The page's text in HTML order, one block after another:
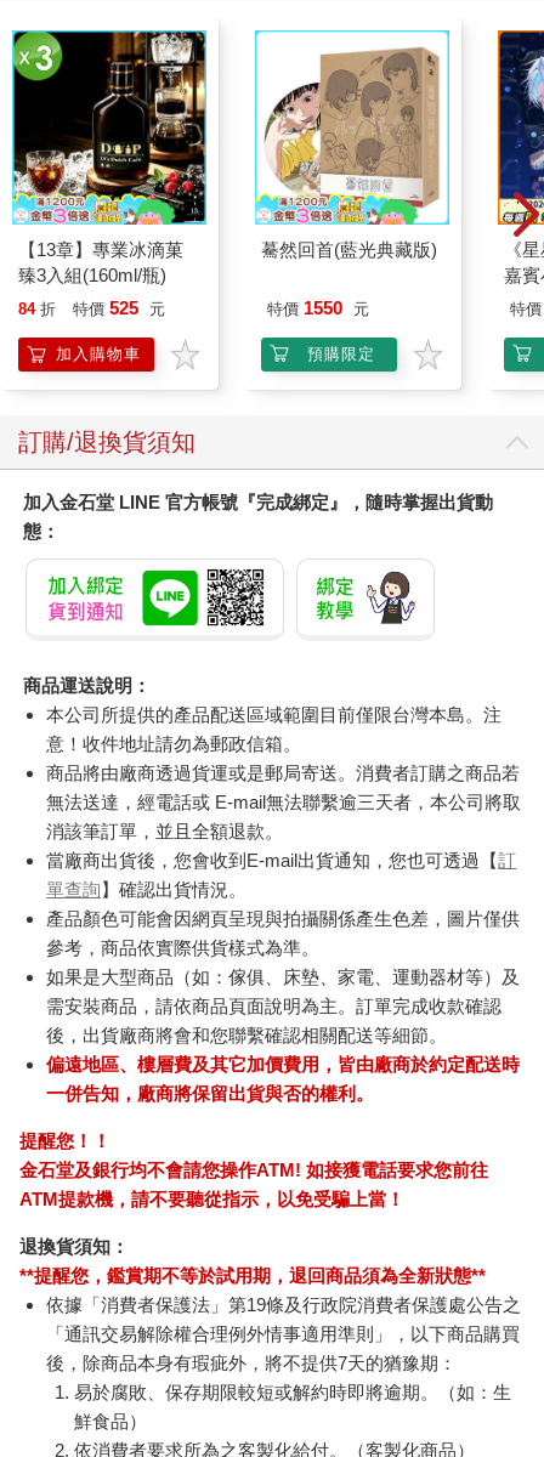
【13章】專業冰滴菓
臻3入組(160ml/瓶)
84 折 特價 525 元
加入購物車
驀然回首(藍光典藏版)
特價 1550 元
預購限定
《
嘉
特價
訂購/退換貨須知
加入金石堂 LINE 官方帳號『完成綁定』，隨時掌握出貨動
態：
商品運送說明：
本公司所提供的產品配送區域範圍目前僅限台灣本島。注
意！收件地址請勿為郵政信箱。
商品將由廠商透過貨運或是郵局寄送。消費者訂購之商品若
無法送達，經電話或 E-mail無法聯繫逾三天者，本公司將取
消該筆訂單，並且全額退款。
當廠商出貨後，您會收到E-mail出貨通知，您也可透過【訂
單查詢】確認出貨情況。
產品顏色可能會因網頁呈現與拍攝關係產生色差，圖片僅供
參考，商品依實際供貨樣式為準。
如果是大型商品（如：傢俱、床墊、家電、運動器材等）及
需安裝商品，請依商品頁面說明為主。訂單完成收款確認
後，出貨廠商將會和您聯繫確認相關配送等細節。
偏遠地區、樓層費及其它加價費用，皆由廠商於約定配送時
一併告知，廠商將保留出貨與否的權利。
提醒您！！
金石堂及銀行均不會請您操作ATM! 如接獲電話要求您前往
ATM提款機，請不要聽從指示，以免受騙上當！
退換貨須知：
**提醒您，鑑賞期不等於試用期，退回商品須為全新狀態**
依據「消費者保護法」第19條及行政院消費者保護處公告之
「通訊交易解除權合理例外情事適用準則」，以下商品購買
後，除商品本身有瑕疵外，將不提供7天的猶豫期：
易於腐敗、保存期限較短或解約時即將逾期。（如：生
鮮食品）
依消費者要求所為之客製化給付。（客製化商品）